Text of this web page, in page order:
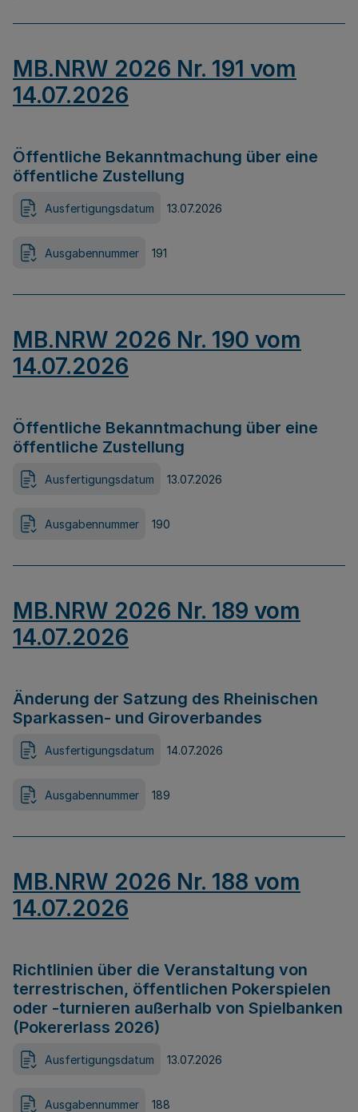
MB.NRW 2026 Nr. 191 vom
14.07.2026
Öffentliche Bekanntmachung über eine
öffentliche Zustellung
Ausfertigungsdatum 13.07.2026
Ausgabennummer 191
MB.NRW 2026 Nr. 190 vom
14.07.2026
Öffentliche Bekanntmachung über eine
öffentliche Zustellung
Ausfertigungsdatum 13.07.2026
Ausgabennummer 190
MB.NRW 2026 Nr. 189 vom
14.07.2026
Änderung der Satzung des Rheinischen
Sparkassen- und Giroverbandes
Ausfertigungsdatum 14.07.2026
Ausgabennummer 189
MB.NRW 2026 Nr. 188 vom
14.07.2026
Richtlinien über die Veranstaltung von
terrestrischen, öffentlichen Pokerspielen
oder -turnieren außerhalb von Spielbanken
(Pokererlass 2026)
Ausfertigungsdatum 13.07.2026
Ausgabennummer 188